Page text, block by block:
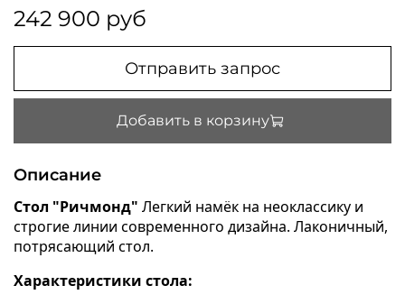
242 900 руб
Отправить запрос
Добавить в корзину
Описание
Стол "Ричмонд" Легкий намёк на неоклассику и
строгие линии современного дизайна. Лаконичный,
потрясающий стол.
Характеристики стола: